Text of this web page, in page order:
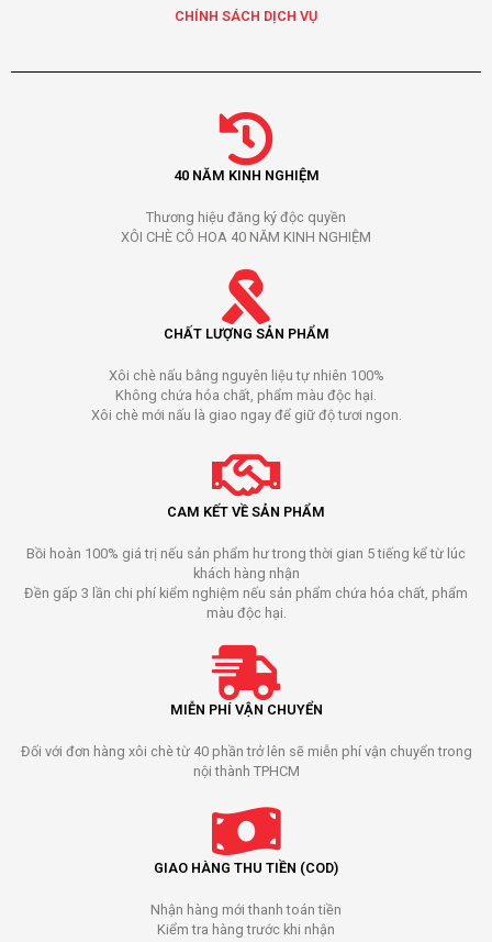
CHÍNH SÁCH DỊCH VỤ
40 NĂM KINH NGHIỆM
Thương hiệu đăng ký độc quyền
XÔI CHÈ CÔ HOA 40 NĂM KINH NGHIỆM
CHẤT LƯỢNG SẢN PHẨM
Xôi chè nấu bằng nguyên liệu tự nhiên 100%
Không chứa hóa chất, phẩm màu độc hại.
Xôi chè mới nấu là giao ngay để giữ độ tươi ngon.
CAM KẾT VỀ SẢN PHẨM
Bồi hoàn 100% giá trị nếu sản phẩm hư trong thời gian 5 tiếng kể từ lúc
khách hàng nhận
Đền gấp 3 lần chi phí kiểm nghiệm nếu sản phẩm chứa hóa chất, phẩm
màu độc hại.
MIỄN PHÍ VẬN CHUYỂN
Đối với đơn hàng xôi chè từ 40 phần trở lên sẽ miễn phí vận chuyển trong
nội thành TPHCM
GIAO HÀNG THU TIỀN (COD)
Nhận hàng mới thanh toán tiền
Kiểm tra hàng trước khi nhận